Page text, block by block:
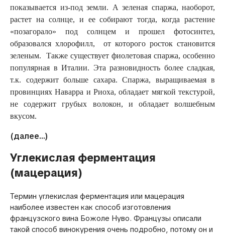
показывается из-под земли. А зеленая спаржа, наоборот,
растет на солнце, и ее собирают тогда, когда растение
«позагорало» под солнцем и прошел фотосинтез,
образовался хлорофилл, от которого росток становится
зеленым. Также существует фиолетовая спаржа, особенно
популярная в Италии. Эта разновидность более сладкая,
т.к. содержит больше сахара. Спаржа, выращиваемая в
провинциях Наварра и Риоха, обладает мягкой текстурой,
не содержит грубых волокон, и обладает волшебным
вкусом.
(далее…)
Углекислая ферментация
(мацерация)
Термин углекислая ферментация или мацерация
наиболее известен как способ изготовления
французского вина Божоле Нуво. Французы описали
такой способ винокурения очень подробно, потому он и